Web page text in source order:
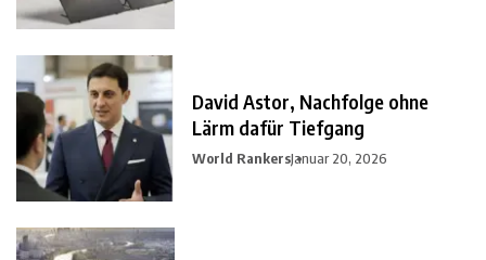
David Astor, Nachfolge ohne
Lärm dafür Tiefgang
World RankersJanuar 20, 2026